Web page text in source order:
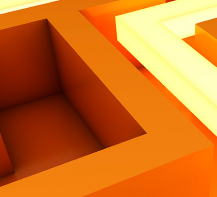
Clienti
Heritage
Lavora con noi
Contatti
Eng